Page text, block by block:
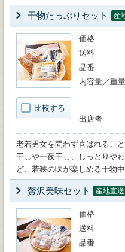
干物たっぷりセット 産
比較する
価格
送料
品番
内容量／重量
出店者
老若男女を問わず喜ばれるこ
干しや一夜干し、しっとりや
ど、若狭の味が楽しめる干物
贅沢美味セット 産地直送
価格
送料
品番